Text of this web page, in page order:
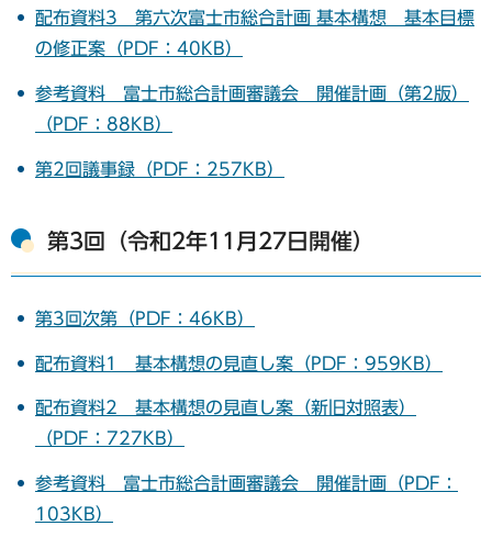
配布資料3 第六次富士市総合計画 基本構想 基本目標
の修正案（PDF：40KB）
参考資料 富士市総合計画審議会 開催計画（第2版）
（PDF：88KB）
第2回議事録（PDF：257KB）
第3回（令和2年11月27日開催）
第3回次第（PDF：46KB）
配布資料1 基本構想の見直し案（PDF：959KB）
配布資料2 基本構想の見直し案（新旧対照表）
（PDF：727KB）
参考資料 富士市総合計画審議会 開催計画（PDF：
103KB）